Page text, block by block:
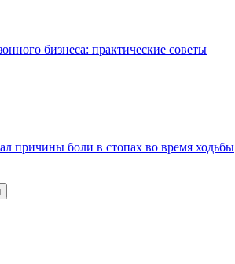
бизнеса: практические советы
причины боли в стопах во время ходьбы